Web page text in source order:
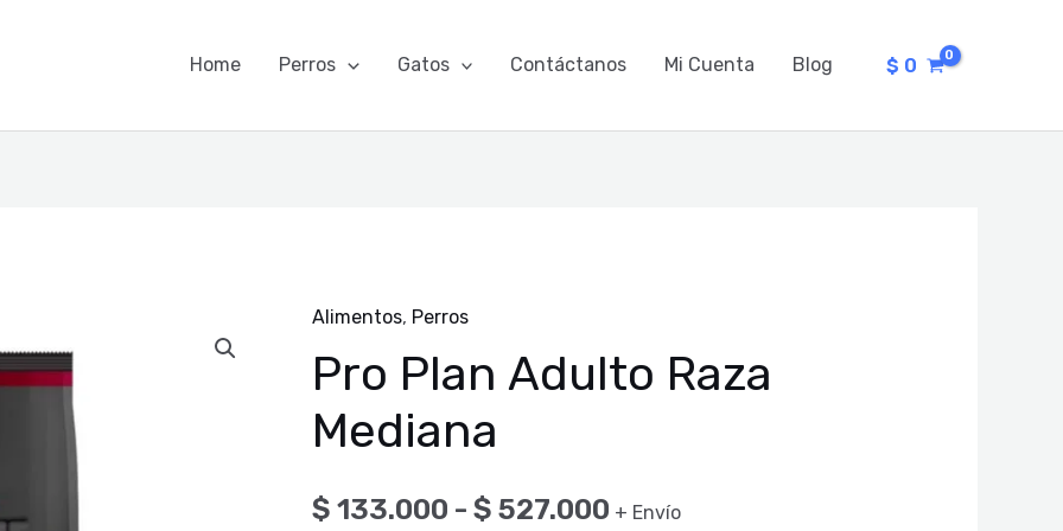
Home Perros Gatos Contáctanos Mi Cuenta Blog $ 0
Alimentos, Perros
Pro Plan Adulto Raza
Mediana
$ 133.000 - $ 527.000
de
+ Envío
Pro
Plan
Adulto
Raza
cantidad